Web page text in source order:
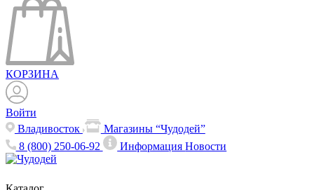
КОРЗИНА
Войти
Владивосток
Магазины “Чудодей”
8 (800) 250-06-92
ИнформацияНовости